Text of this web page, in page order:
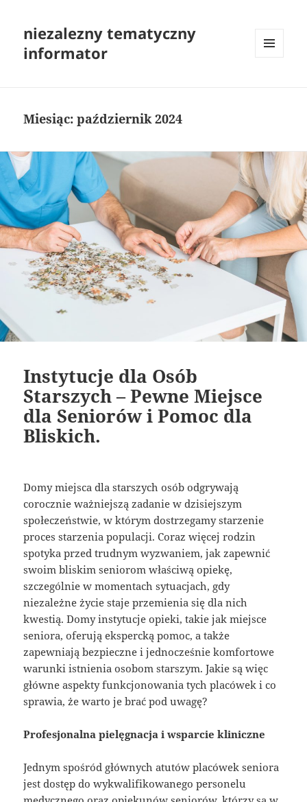
niezalezny tematyczny
informator
Miesiąc:październik 2024
Instytucje dla Osób
Starszych – Pewne Miejsce
dla Seniorów i Pomoc dla
Bliskich.
Domy miejsca dla starszych osób odgrywają
corocznie ważniejszą zadanie w dzisiejszym
społeczeństwie, w którym dostrzegamy starzenie
proces starzenia populacji. Coraz więcej rodzin
spotyka przed trudnym wyzwaniem, jak zapewnić
swoim bliskim seniorom właściwą opiekę,
szczególnie w momentach sytuacjach, gdy
niezależne życie staje przemienia się dla nich
kwestią. Domy instytucje opieki, takie jak miejsce
seniora, oferują ekspercką pomoc, a także
zapewniają bezpieczne i jednocześnie komfortowe
warunki istnienia osobom starszym. Jakie są więc
główne aspekty funkcjonowania tych placówek i co
sprawia, że warto je brać pod uwagę?
Profesjonalna pielęgnacja i wsparcie kliniczne
Jednym spośród głównych atutów placówek seniora
jest dostęp do wykwalifikowanego personelu